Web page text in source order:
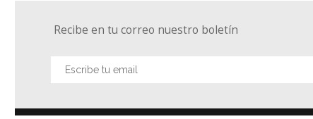
Recibe en tu correo nuestro boletín